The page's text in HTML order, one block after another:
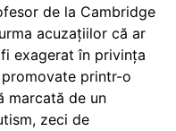
de la Cambridge
acuzațiilor că ar
exagerat în privința
printr-o
marcată de un
zeci de